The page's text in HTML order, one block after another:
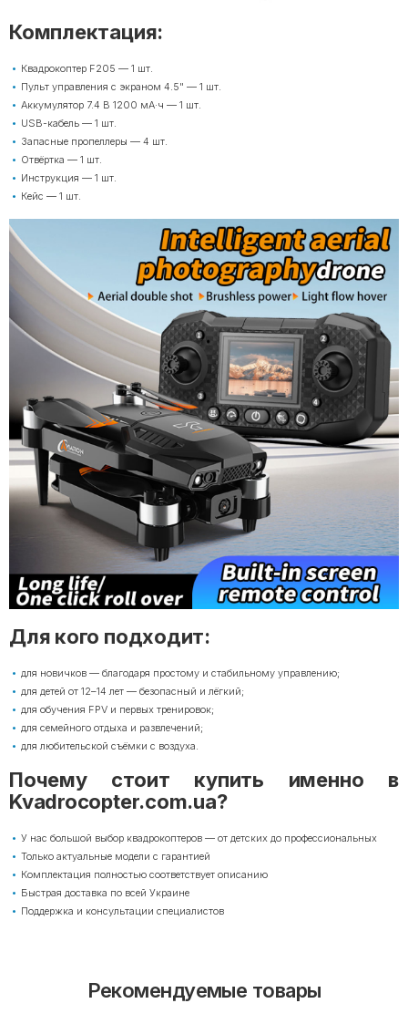
Комплектация:
Квадрокоптер F205 — 1 шт.
Пульт управления с экраном 4.5" — 1 шт.
Аккумулятор 7.4 В 1200 мА·ч — 1 шт.
USB-кабель — 1 шт.
Запасные пропеллеры — 4 шт.
Отвёртка — 1 шт.
Инструкция — 1 шт.
Кейс — 1 шт.
Для кого подходит:
для новичков — благодаря простому и стабильному управлению;
для детей от 12–14 лет — безопасный и лёгкий;
для обучения FPV и первых тренировок;
для семейного отдыха и развлечений;
для любительской съёмки с воздуха.
Почему стоит купить именно в
Kvadrocopter.com.ua?
У нас большой выбор квадрокоптеров — от детских до профессиональных
Только актуальные модели с гарантией
Комплектация полностью соответствует описанию
Быстрая доставка по всей Украине
Поддержка и консультации специалистов
Рекомендуемые товары